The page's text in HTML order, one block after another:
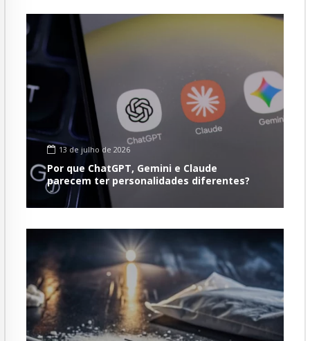
13 de julho de 2026
Por que ChatGPT, Gemini e Claude
parecem ter personalidades diferentes?